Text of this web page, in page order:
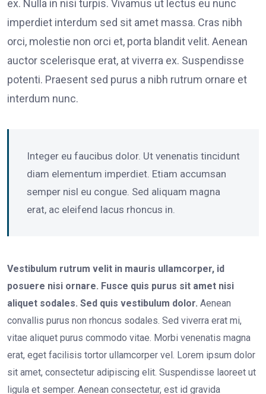
ex. Nulla in nisi turpis. Vivamus ut lectus eu nunc
imperdiet interdum sed sit amet massa. Cras nibh
orci, molestie non orci et, porta blandit velit. Aenean
auctor scelerisque erat, at viverra ex. Suspendisse
potenti. Praesent sed purus a nibh rutrum ornare et
interdum nunc.
Integer eu faucibus dolor. Ut venenatis tincidunt
diam elementum imperdiet. Etiam accumsan
semper nisl eu congue. Sed aliquam magna
erat, ac eleifend lacus rhoncus in.
Vestibulum rutrum velit in mauris ullamcorper, id
posuere nisi ornare. Fusce quis purus sit amet nisi
aliquet sodales. Sed quis vestibulum dolor. Aenean
convallis purus non rhoncus sodales. Sed viverra erat mi,
vitae aliquet purus commodo vitae. Morbi venenatis magna
erat, eget facilisis tortor ullamcorper vel. Lorem ipsum dolor
sit amet, consectetur adipiscing elit. Suspendisse laoreet ut
ligula et semper. Aenean consectetur, est id gravida